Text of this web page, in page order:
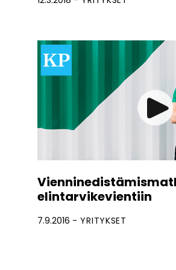
elintarvikevientiin
7.9.2016 YRITYKSET